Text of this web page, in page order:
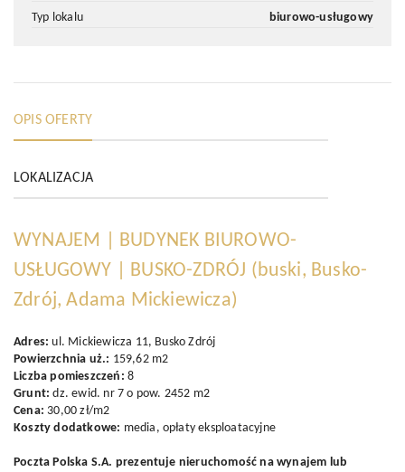
typ lokalu
biurowo-usługowy
OPIS OFERTY
LOKALIZACJA
WYNAJEM | BUDYNEK BIUROWO-
USŁUGOWY | BUSKO-ZDRÓJ (buski, Busko-
Zdrój, Adama Mickiewicza)
Adres: ul. Mickiewicza 11, Busko Zdrój
Powierzchnia uż.: 159,62 m2
Liczba pomieszczeń: 8
Grunt:dz. ewid. nr 7 o pow. 2452 m2
Cena: 30,00 zł/m2
Koszty dodatkowe: media, opłaty eksploatacyjne
Poczta Polska S.A. prezentuje nieruchomość na wynajem lub